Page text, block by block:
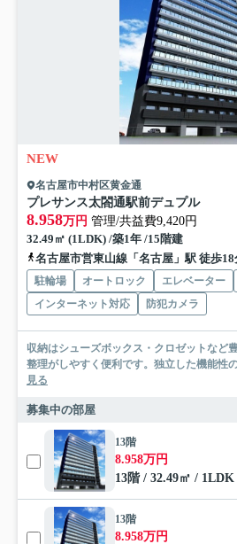
NEW
名古屋市中村区黄金通
プレサンス太閤通駅前デュプル
8.958万円 管理/共益費9,420円
32.49㎡ (1LDK) /築1年 /15階建
名古屋市営東山線「名古屋」駅 徒歩18
駐輪場 オートロック エレベーター
インターネット対応
防犯カメラ
収納はシューズボックス・クロゼットなど
整理がしやすく便利です。独立した機能性
見る
募集中の部屋
13階
8.958万円
13階 / 32.49㎡ / 1LDK
13階
8.958万円